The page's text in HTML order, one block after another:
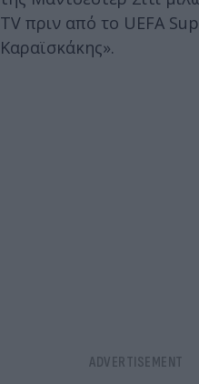
TV πριν από το UEFA
Καραϊσκάκης».